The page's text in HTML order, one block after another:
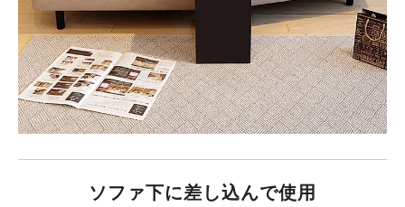
ソファ下に差し込んで使用